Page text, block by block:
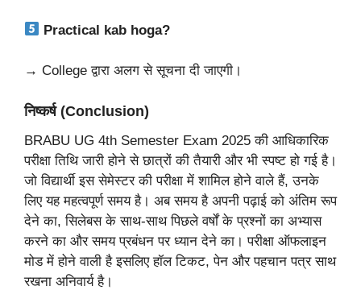
Practical kab hoga?
→ College द्वारा अलग से सूचना दी जाएगी।
निष्कर्ष (Conclusion)
BRABU UG 4th Semester Exam 2025 की आधिकारिक
परीक्षा तिथि जारी होने से छात्रों की तैयारी और भी स्पष्ट हो गई है।
जो विद्यार्थी इस सेमेस्टर की परीक्षा में शामिल होने वाले हैं, उनके
लिए यह महत्वपूर्ण समय है। अब समय है अपनी पढ़ाई को अंतिम रूप
देने का, सिलेबस के साथ-साथ पिछले वर्षों के प्रश्नों का अभ्यास
करने का और समय प्रबंधन पर ध्यान देने का। परीक्षा ऑफलाइन
मोड में होने वाली है इसलिए हॉल टिकट, पेन और पहचान पत्र साथ
रखना अनिवार्य है।